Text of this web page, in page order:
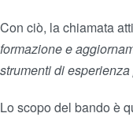
Con ciò, la chiamata
formazione e
strumenti di
Lo scopo del bando è